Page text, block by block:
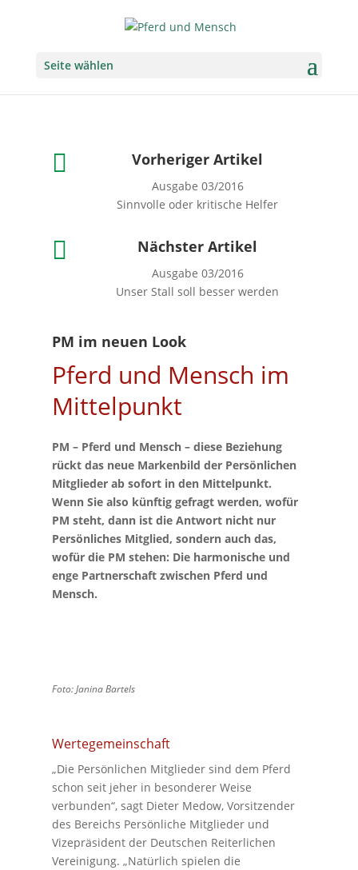
Seite wählen
 Vorheriger Artikel
Ausgabe 03/2016
Sinnvolle oder kritische Helfer
 Nächster Artikel
Ausgabe 03/2016
Unser Stall soll besser werden
PM im neuen Look
Pferd und Mensch im
Mittelpunkt
PM – Pferd und Mensch – diese Beziehung
rückt das neue Markenbild der Persönlichen
Mitglieder ab sofort in den Mittelpunkt.
Wenn Sie also künftig gefragt werden, wofür
PM steht, dann ist die Antwort nicht nur
Persönliches Mitglied, sondern auch das,
wofür die PM stehen: Die harmonische und
enge Partnerschaft zwischen Pferd und
Mensch.
Foto: Janina Bartels
Wertegemeinschaft
„Die Persönlichen Mitglieder sind dem Pferd
schon seit jeher in besonderer Weise
verbunden“, sagt Dieter Medow, Vorsitzender
des Bereichs Persönliche Mitglieder und
Vizepräsident der Deutschen Reiterlichen
Vereinigung. „Natürlich spielen die